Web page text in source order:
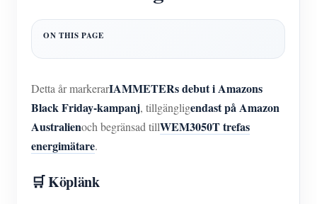
WiFi Power Controller
EV laddare
IAMMETER Simulator
Virtuell mätare
Energiprognos och simuleringssystem
Detta år markerarIAMMETERs debut i Amazons
Black Friday-kampanj, tillgängligendast på Amazon
Australienoch begränsad tillWEM3050T trefas
energimätare.
🛒 Köplänk